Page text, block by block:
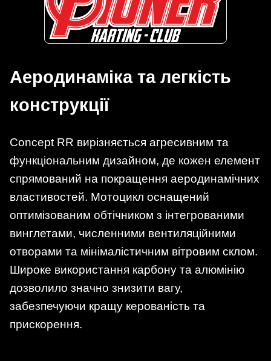
Аеродинаміка та легкість
конструкції
Concept RR вирізняється агресивним та
функціональним дизайном, де кожен елемент
спрямований на покращення аеродинамічних
властивостей. Мотоцикл оснащений
оптимізованим обтічником з інтегрованими
винглетами, численними вентиляційними
отворами та мінімалістичним вітровим склом.
Широке використання карбону та алюмінію
дозволило значно знизити вагу,
забезпечуючи кращу керованість та
прискорення.